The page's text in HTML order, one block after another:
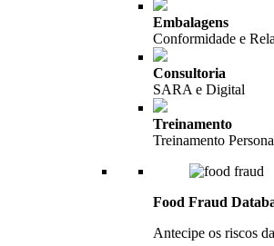
Embalagens
Conformidade e
Consultoria
SARA e Digital
Treinamento
Treinamento
Food Fraud
Antecipe os riscos